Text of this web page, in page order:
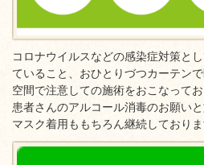
コロナウイルスなどの感染症対策と
ていること、おひとりづつカーテン
空間で注意しての施術をおこなってお
患者さんのアルコール消毒のお願い
マスク着用ももちろん継続しておりま